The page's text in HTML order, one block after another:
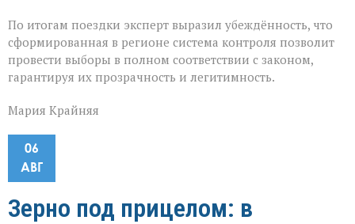
По итогам поездки эксперт выразил убеждённость, что
сформированная в регионе система контроля позволит
провести выборы в полном соответствии с законом,
гарантируя их прозрачность и легитимность.
Мария Крайняя
06
АВГ
Зерно под прицелом: в